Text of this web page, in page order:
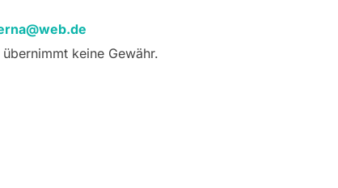
keine Gewähr.